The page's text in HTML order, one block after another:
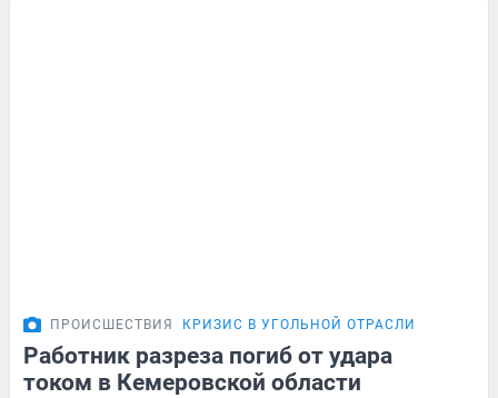
ПРОИСШЕСТВИЯ КРИЗИС В УГОЛЬНОЙ ОТРАСЛИ
Работник разреза погиб от удара
током в Кемеровской области